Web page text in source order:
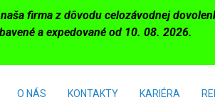
firma z dôvodu celozávodnej
a expedované od 10. 08. 2026.
O NÁS KONTAKTY KARIÉRA